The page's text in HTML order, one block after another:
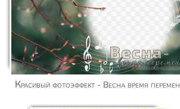
Красивый фотоэффект - Весна время перемен